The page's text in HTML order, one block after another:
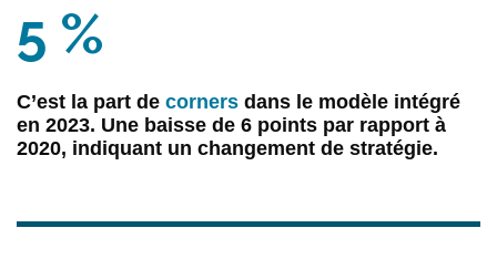
5 %
C’est la part de corners dans le modèle intégré
en 2023. Une baisse de 6 points par rapport à
2020, indiquant un changement de stratégie.